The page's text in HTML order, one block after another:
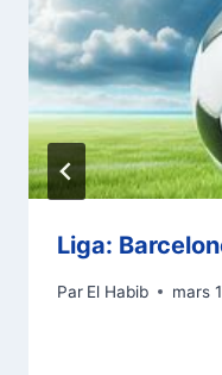
Liga:
Par El Habib mars